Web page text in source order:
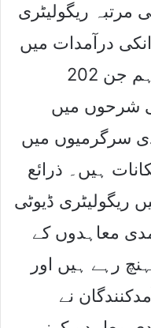
مرتبہ ریگولیٹری
درآمدات میں
کمی واقع نہیں ہوئی ہے تاہم جن 202
شرحوں میں
سرگرمیوں میں
ہیں۔ ذرائع
ریگولیٹری ڈیوٹی
معاہدوں کے
رہے ہیں اور
نے